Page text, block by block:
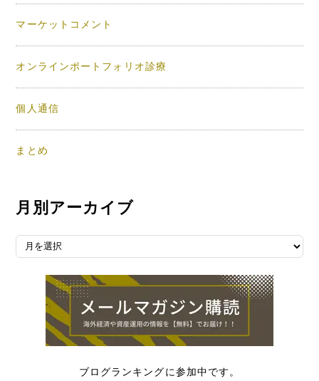
マーケットコメント
オンラインポートフォリオ診療
個人通信
まとめ
月別アーカイブ
月別アーカイブ
ブログランキングに参加中です。